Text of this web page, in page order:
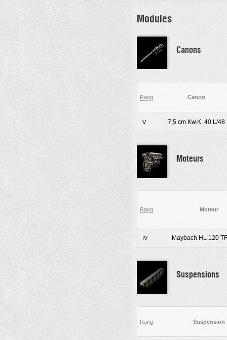
Modules
Canons
Rang Canon
V 7,5 cm Kw.K. 40 L/48
Moteurs
Rang Moteur
IV Maybach HL 120
Suspensions
Rang Suspension